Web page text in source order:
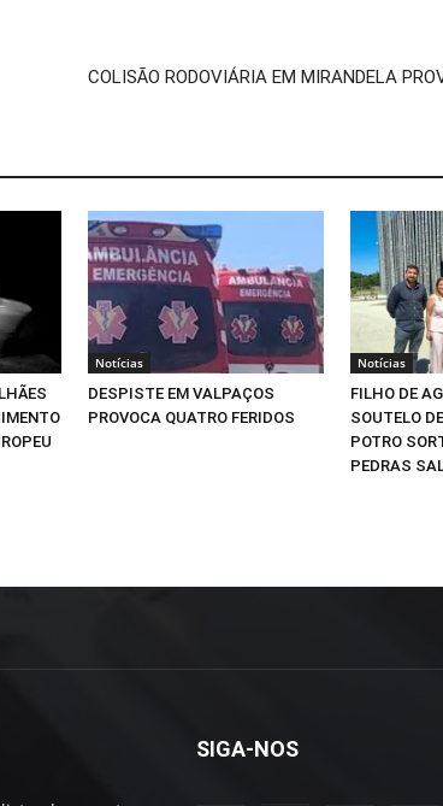
COLISÃO RODOVIÁRIA EM MIRANDELA
Notícias
DESPISTE EM VALPAÇOS
PROVOCA QUATRO FERIDOS
Notícias
FILHO DE
SOUTELO
POTRO
PEDRAS
SIGA-NOS